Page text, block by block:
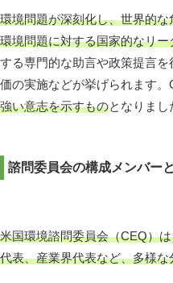
環境問題が深刻化し、世界的
環境問題に対する国家的なリ
する専門的な助言や政策提言
価の実施などが挙げられます。
強い意志を示すものとなりまし
諮問委員会の構成メンバー
米国環境諮問委員会（CEQ）
代表、産業界代表など、多様